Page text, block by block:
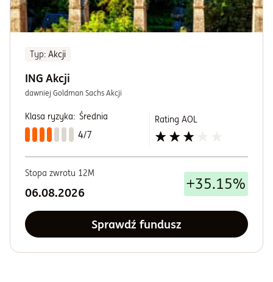
Typ: Akcji
ING Akcji
dawniej Goldman Sachs Akcji
Klasa ryzyka: Średnia
4/7
Rating AOL
Stopa zwrotu 12M
06.08.2026 +35.15%
Sprawdź fundusz